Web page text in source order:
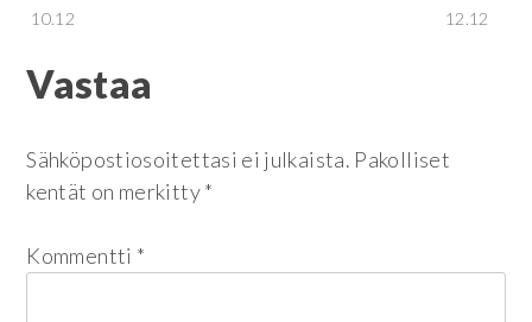
Artikkelien
selaus
10.12 12.12
Vastaa
Sähköpostiosoitettasi ei julkaista. Pakolliset
kentät on merkitty*
Kommentti *